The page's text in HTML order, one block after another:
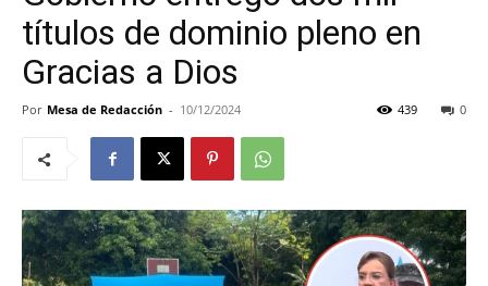
títulos de dominio pleno en
Gracias a Dios
Por Mesa de Redacción - 10/12/2024 0
439